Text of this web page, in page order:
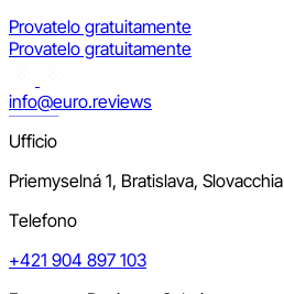
Provatelo gratuitamente
Provatelo gratuitamente
info@euro.reviews
Ufficio
Priemyselná 1, Bratislava, Slovacchia
Telefono
+421 904 897 103